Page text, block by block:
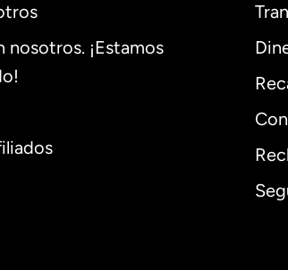
nosotros. ¡Estamos